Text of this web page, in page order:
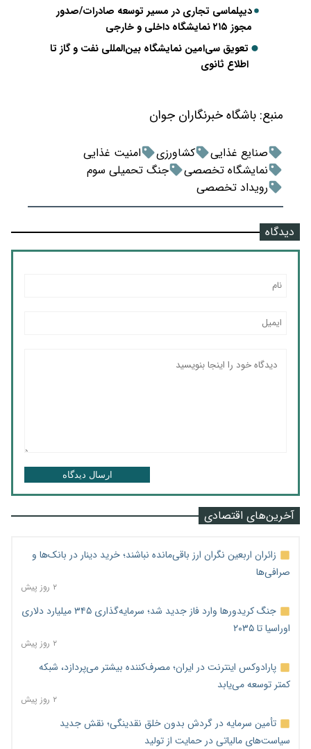
دیپلماسی تجاری در مسیر توسعه صادرات/صدور
مجوز ۲۱۵ نمایشگاه داخلی و خارجی
تعویق سی‌امین نمایشگاه بین‌المللی نفت و گاز تا
اطلاع ثانوی
منبع: باشگاه خبرنگاران جوان
صنایع غذایی کشاورزی
امنیت غذایی
نمایشگاه تخصصی
جنگ تحمیلی سوم
رویداد تخصصی
دیدگاه
ارسال دیدگاه
آخرین‌های اقتصادی
زائران اربعین نگران ارز باقی‌مانده نباشند؛ خرید دینار در بانک‌ها و
صرافی‌ها
۲ روز پیش
جنگ کریدورها وارد فاز جدید شد؛ سرمایه‌گذاری ۳۴۵ میلیارد دلاری
اوراسیا تا ۲۰۳۵
۲ روز پیش
پارادوکس اینترنت در ایران؛ مصرف‌کننده بیشتر می‌پردازد، شبکه
کمتر توسعه می‌یابد
۲ روز پیش
تأمین سرمایه در گردش بدون خلق نقدینگی؛ نقش جدید
سیاست‌های مالیاتی در حمایت از تولید